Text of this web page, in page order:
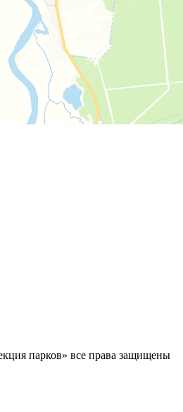
парков» все права защищены